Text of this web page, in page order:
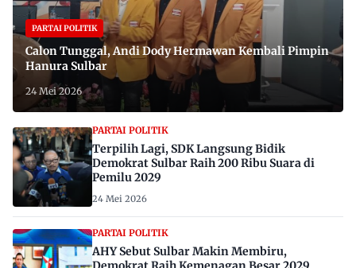
PARTAI POLITIK
Calon Tunggal, Andi Dody Hermawan Kembali Pimpin
Hanura Sulbar
24 Mei 2026
PARTAI POLITIK
Terpilih Lagi, SDK Langsung Bidik
Demokrat Sulbar Raih 200 Ribu Suara di
Pemilu 2029
24 Mei 2026
PARTAI POLITIK
AHY Sebut Sulbar Makin Membiru,